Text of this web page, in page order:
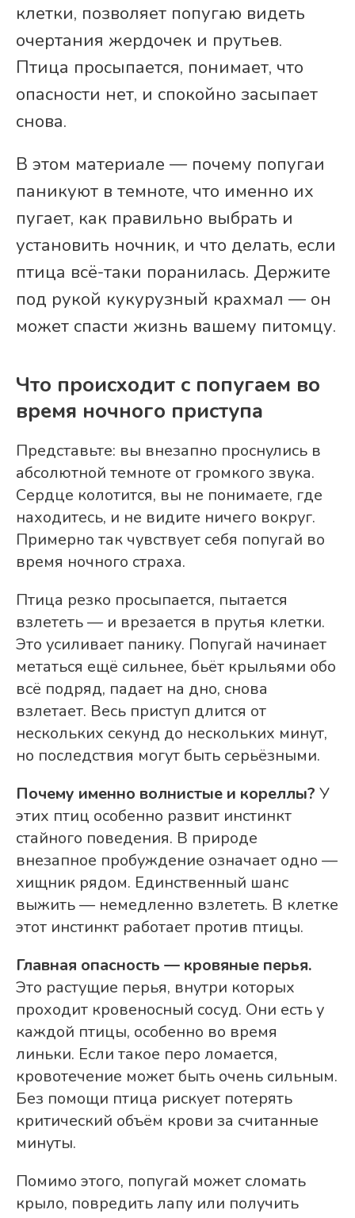
клетки, позволяет попугаю видеть
очертания жердочек и прутьев.
Птица просыпается, понимает, что
опасности нет, и спокойно засыпает
снова.
В этом материале — почему попугаи
паникуют в темноте, что именно их
пугает, как правильно выбрать и
установить ночник, и что делать, если
птица всё-таки поранилась. Держите
под рукой кукурузный крахмал — он
может спасти жизнь вашему питомцу.
Что происходит с попугаем во
время ночного приступа
Представьте: вы внезапно проснулись в
абсолютной темноте от громкого звука.
Сердце колотится, вы не понимаете, где
находитесь, и не видите ничего вокруг.
Примерно так чувствует себя попугай во
время ночного страха.
Птица резко просыпается, пытается
взлететь — и врезается в прутья клетки.
Это усиливает панику. Попугай начинает
метаться ещё сильнее, бьёт крыльями обо
всё подряд, падает на дно, снова
взлетает. Весь приступ длится от
нескольких секунд до нескольких минут,
но последствия могут быть серьёзными.
Почему именно волнистые и кореллы? У
этих птиц особенно развит инстинкт
стайного поведения. В природе
внезапное пробуждение означает одно —
хищник рядом. Единственный шанс
выжить — немедленно взлететь. В клетке
этот инстинкт работает против птицы.
Главная опасность — кровяные перья.
Это растущие перья, внутри которых
проходит кровеносный сосуд. Они есть у
каждой птицы, особенно во время
линьки. Если такое перо ломается,
кровотечение может быть очень сильным.
Без помощи птица рискует потерять
критический объём крови за считанные
минуты.
Помимо этого, попугай может сломать
крыло, повредить лапу или получить